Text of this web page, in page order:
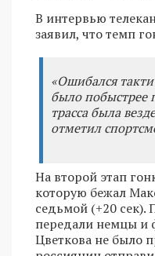
В интервью
заявил, что темп
«Ошибался
было побыстрее
трасса была
отметил
На второй этап
которую бежал
седьмой (+20 сек).
передали немцы и
Цветкова не было